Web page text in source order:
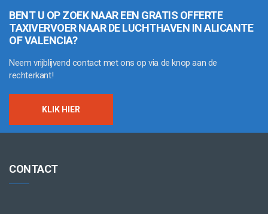
BENT U OP ZOEK NAAR EEN GRATIS OFFERTE
TAXIVERVOER NAAR DE LUCHTHAVEN IN ALICANTE
OF VALENCIA?
Neem vrijblijvend contact met ons op via de knop aan de
rechterkant!
KLIK HIER
CONTACT